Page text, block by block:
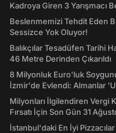
Kadroya Giren 3 Yarışmacı
Beslenmemizi Tehdit Eden
Sessizce Yok Oluyor!
Balıkçılar Tesadüfen Tarihi
46 Metre Derinden Çıkarıldı
8 Milyonluk Euro'luk
İzmir'de Evlendi: Almanlar
Milyonları İlgilendiren Vergi
Fırsatı İçin Son Gün 31
İstanbul'daki En İyi Pizzacılar